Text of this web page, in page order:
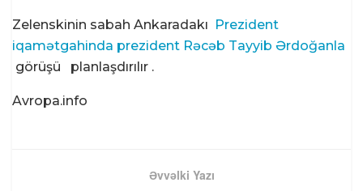
Zelenskinin sabah Ankaradakı
Prezident
iqamətgahinda prezident Rəcəb Tayyib Ərdoğanla
görüşü
planlaşdırılır .
Avropa.info
Əvvəlki Yazı